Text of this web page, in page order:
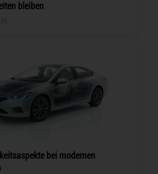
bleiben
bei modernen